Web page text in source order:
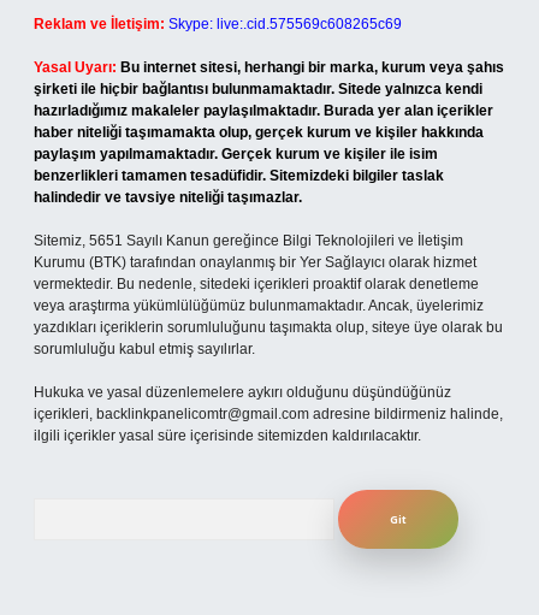
Reklam ve İletişim: Skype: live:.cid.575569c608265c69
Yasal Uyarı: Bu internet sitesi, herhangi bir marka, kurum veya şahıs
şirketi ile hiçbir bağlantısı bulunmamaktadır. Sitede yalnızca kendi
hazırladığımız makaleler paylaşılmaktadır. Burada yer alan içerikler
haber niteliği taşımamakta olup, gerçek kurum ve kişiler hakkında
paylaşım yapılmamaktadır. Gerçek kurum ve kişiler ile isim
benzerlikleri tamamen tesadüfidir. Sitemizdeki bilgiler taslak
halindedir ve tavsiye niteliği taşımazlar.
Sitemiz, 5651 Sayılı Kanun gereğince Bilgi Teknolojileri ve İletişim
Kurumu (BTK) tarafından onaylanmış bir Yer Sağlayıcı olarak hizmet
vermektedir. Bu nedenle, sitedeki içerikleri proaktif olarak denetleme
veya araştırma yükümlülüğümüz bulunmamaktadır. Ancak, üyelerimiz
yazdıkları içeriklerin sorumluluğunu taşımakta olup, siteye üye olarak bu
sorumluluğu kabul etmiş sayılırlar.
Hukuka ve yasal düzenlemelere aykırı olduğunu düşündüğünüz
içerikleri, backlinkpanelicomtr@gmail.com adresine bildirmeniz halinde,
ilgili içerikler yasal süre içerisinde sitemizden kaldırılacaktır.